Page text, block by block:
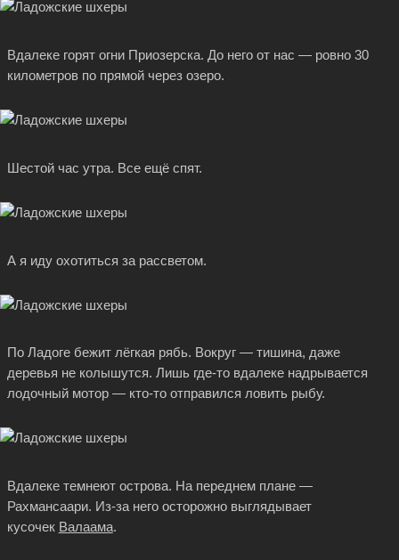
Вдалеке горят огни Приозерска. До него от нас — ровно 30
километров по прямой через озеро.
Шестой час утра. Все ещё спят.
А я иду охотиться за рассветом.
По Ладоге бежит лёгкая рябь. Вокруг — тишина, даже
деревья не колышутся. Лишь где-товдалеке надрывается
лодочный мотор — кто-тоотправился ловить рыбу.
Вдалеке темнеют острова. На переднем плане —
Рахмансаари. Из-за него осторожно выглядывает
кусочек Валаама.